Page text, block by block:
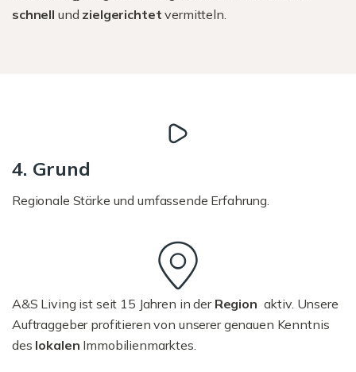
schnell und zielgerichtetvermitteln.
4. Grund
Regionale Stärke und umfassende Erfahrung.
A&S Living ist seit 15 Jahren in der Region aktiv. Unsere
Auftraggeber profitieren von unserer genauen Kenntnis
des lokalen Immobilienmarktes.